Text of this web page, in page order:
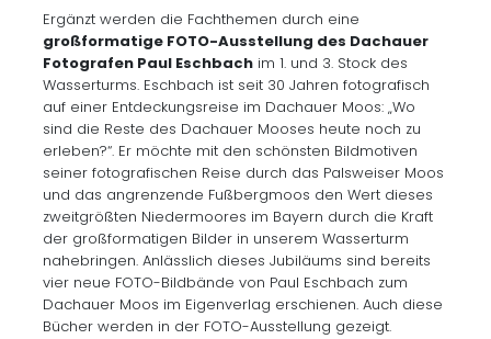
Ergänzt werden die Fachthemen durch eine
großformatige FOTO-Ausstellung des Dachauer
Fotografen Paul Eschbach im 1. und 3. Stock des
Wasserturms. Eschbach ist seit 30 Jahren fotografisch
auf einer Entdeckungsreise im Dachauer Moos: „Wo
sind die Reste des Dachauer Mooses heute noch zu
erleben?“. Er möchte mit den schönsten Bildmotiven
seiner fotografischen Reise durch das Palsweiser Moos
und das angrenzende Fußbergmoos den Wert dieses
zweitgrößten Niedermoores im Bayern durch die Kraft
der großformatigen Bilder in unserem Wasserturm
nahebringen. Anlässlich dieses Jubiläums sind bereits
vier neue FOTO-Bildbände von Paul Eschbach zum
Dachauer Moos im Eigenverlag erschienen. Auch diese
Bücher werden in der FOTO-Ausstellung gezeigt.